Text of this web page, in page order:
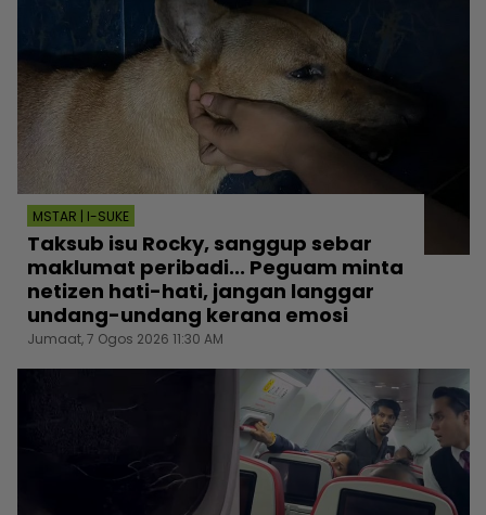
MSTAR | I-SUKE
Taksub isu Rocky, sanggup sebar
maklumat peribadi... Peguam minta
netizen hati-hati, jangan langgar
undang-undang kerana emosi
Jumaat, 7 Ogos 2026 11:30 AM